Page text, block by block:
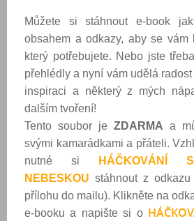
Můžete si stáhnout e-book
obsahem a odkazy, aby se vám
který potřebujete. Nebo jste
přehlédly a nyní vám udělá
inspiraci a některý z mých
dalším tvoření!
Tento soubor je ZDARMA a
svými kamarádkami a přáteli.
nutné si
NEBESKOU stáhnout z
přílohu do mailu). Klikněte na
e-booku a napište si o